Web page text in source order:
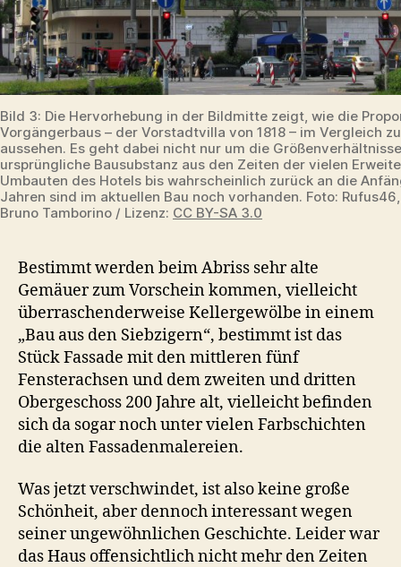
Bild 3: Die Hervorhebung in der Bildmitte zeigt, wie die
Vorgängerbaus – der Vorstadtvilla von 1818 – im Vergleich
aussehen. Es geht dabei nicht nur um die
ursprüngliche Bausubstanz aus den Zeiten der vielen
Umbauten des Hotels bis wahrscheinlich zurück an die
Jahren sind im aktuellen Bau noch vorhanden. Foto:
Bruno Tamborino / Lizenz: CC BY-SA 3.0
Bestimmt werden beim Abriss sehr alte
Gemäuer zum Vorschein kommen, vielleicht
überraschenderweise Kellergewölbe in einem
„Bau aus den Siebzigern“, bestimmt ist das
Stück Fassade mit den mittleren fünf
Fensterachsen und dem zweiten und dritten
Obergeschoss 200 Jahre alt, vielleicht befinden
sich da sogar noch unter vielen Farbschichten
die alten Fassadenmalereien.
Was jetzt verschwindet, ist also keine große
Schönheit, aber dennoch interessant wegen
seiner ungewöhnlichen Geschichte. Leider war
das Haus offensichtlich nicht mehr den Zeiten